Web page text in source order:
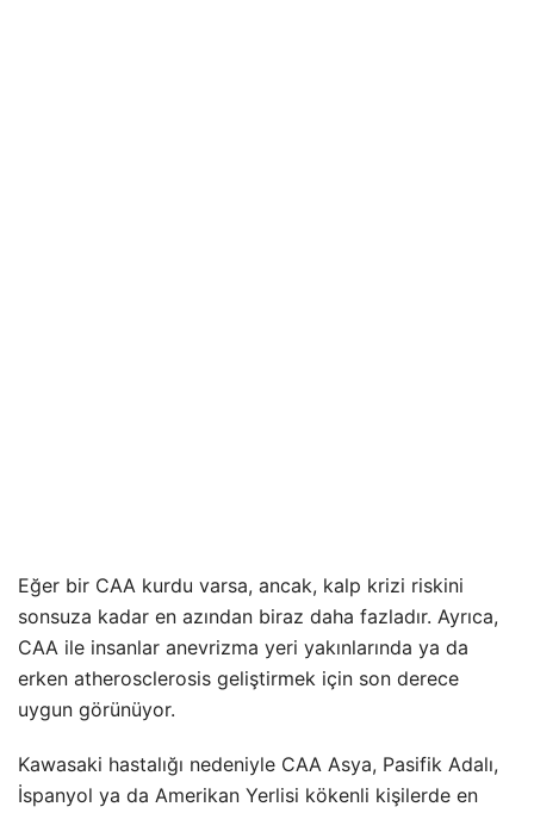
Eğer bir CAA kurdu varsa, ancak, kalp krizi riskini
sonsuza kadar en azından biraz daha fazladır. Ayrıca,
CAA ile insanlar anevrizma yeri yakınlarında ya da
erken atherosclerosis geliştirmek için son derece
uygun görünüyor.
Kawasaki hastalığı nedeniyle CAA Asya, Pasifik Adalı,
İspanyol ya da Amerikan Yerlisi kökenli kişilerde en